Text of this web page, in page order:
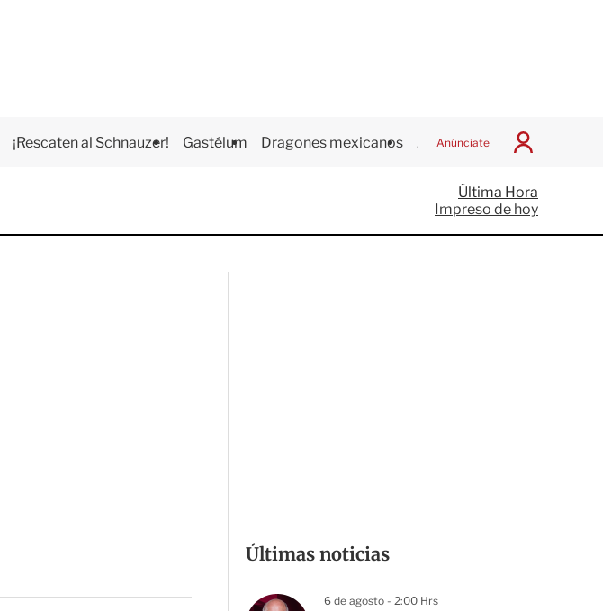
¡Rescaten al Schnauzer! Gastélum Dragones mexicanos Juegos Centroamericanos
Anúnciate
I
c
i
a
Última Hora
Impreso de hoy
Últimas noticias
6 de agosto - 2:00 Hrs